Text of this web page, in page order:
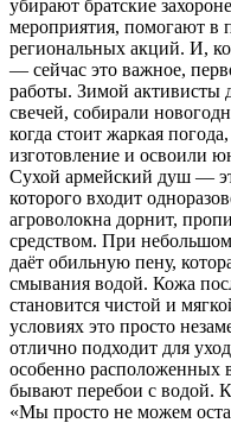
убирают братские
мероприятия, помогают в
региональных акций. И,
— сейчас это важное,
работы. Зимой активисты
свечей, собирали
когда стоит жаркая
изготовление и освоили
Сухой армейский душ —
которого входит
агроволокна дорнит,
средством. При
даёт обильную пену,
смывания водой. Кожа
становится чистой и
условиях это просто
отлично подходит для
особенно расположенных
бывают перебои с водой.
«Мы просто не можем